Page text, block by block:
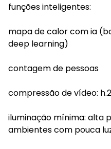
funções inteligentes:
mapa de calor com ia
deep learning)
contagem de pessoas
compressão de vídeo:
iluminação mínima: alta
ambientes com pouca